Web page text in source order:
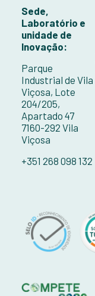
Sede,
Laboratório e
unidade de
Inovação:
Parque
Industrial de Vila
Viçosa, Lote
204/205,
Apartado 47
7160-292 Vila
Viçosa
+351 268 098 132